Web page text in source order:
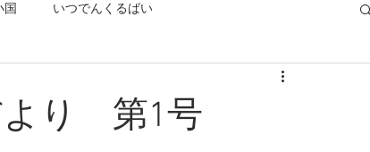
国 いつでんくるばい
より 第1号